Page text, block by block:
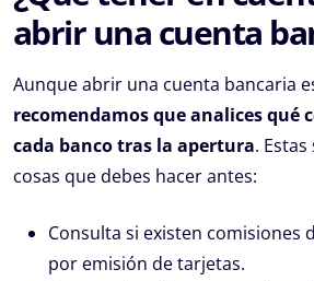
abrir una cuenta
Aunque abrir una cuenta bancaria
recomendamos que analices qué
cada banco tras la apertura.
cosas que debes hacer antes:
Consulta si existen comisiones
por emisión de tarjetas.